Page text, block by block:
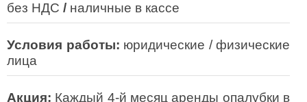
без НДС / наличные в кассе
Условия работы: юридические / физические
лица
Акция: Каждый 4-й месяц аренды опалубки в